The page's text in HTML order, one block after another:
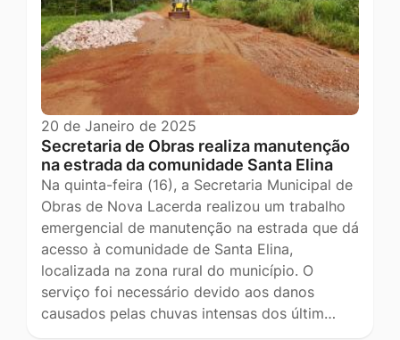
20 de Janeiro de 2025
Secretaria de Obras realiza manutenção
na estrada da comunidade Santa Elina
Na quinta-feira (16), a Secretaria Municipal de
Obras de Nova Lacerda realizou um trabalho
emergencial de manutenção na estrada que dá
acesso à comunidade de Santa Elina,
localizada na zona rural do município. O
serviço foi necessário devido aos danos
causados pelas chuvas intensas dos últim…